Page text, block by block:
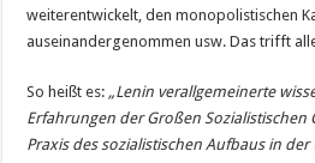
weiterentwickelt, den monopolistischen
auseinandergenommen usw. Das trifft
So heißt es: „Lenin verallgemeinerte
Erfahrungen der Großen
Praxis des sozialistischen Aufbaus in